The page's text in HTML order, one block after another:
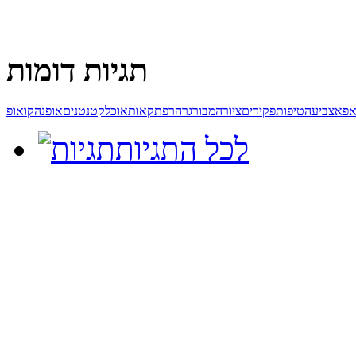
תגיות דומות
צביעהטיפותפקידיםציורהמבורגרהרפתקאותאוכלקטנטניםאופנהקואופ
לכל התגיות